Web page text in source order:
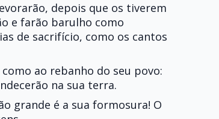
depois que os tiverem
e farão barulho como
de sacrifício, como os cantos
ao rebanho do seu povo:
na sua terra.
grande é a sua formosura! O